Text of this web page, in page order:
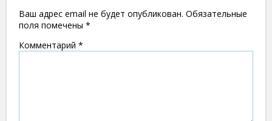
Ваш адрес email не будет опубликован. Обязательные
поля помечены *
Комментарий *